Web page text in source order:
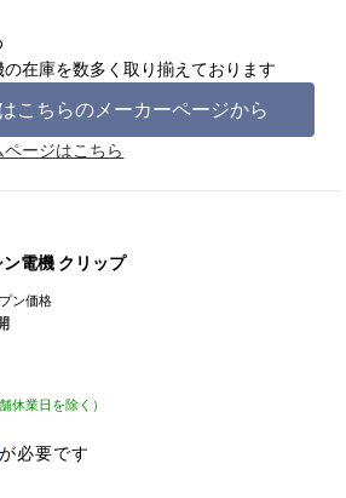
在庫を数多く取り揃えております
こちらのメーカーページから
ージはこちら
電機 クリップ
ン価格
休業日を除く）
が必要です